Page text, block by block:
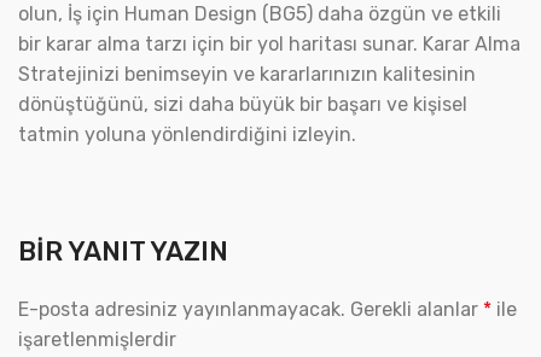
olun, İş için Human Design (BG5) daha özgün ve etkili
bir karar alma tarzı için bir yol haritası sunar. Karar Alma
Stratejinizi benimseyin ve kararlarınızın kalitesinin
dönüştüğünü, sizi daha büyük bir başarı ve kişisel
tatmin yoluna yönlendirdiğini izleyin.
BIR YANIT YAZIN
E-posta adresiniz yayınlanmayacak. Gerekli alanlar * ile
işaretlenmişlerdir